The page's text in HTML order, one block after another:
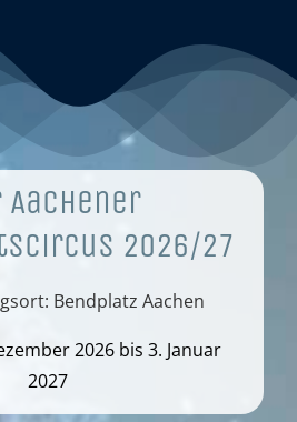
Aachener
2026/27
Bendplatz Aachen
2026 bis 3. Januar
2027